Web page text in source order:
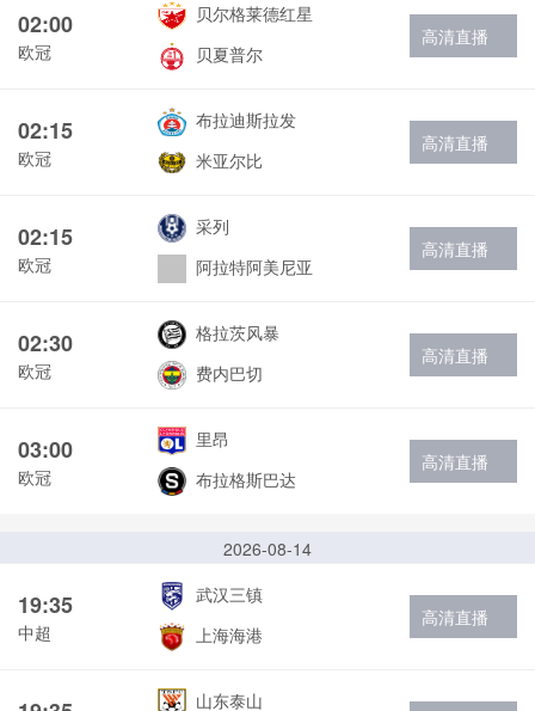
02:00
欧冠
贝尔格莱德红星
贝夏普尔
高清直播
02:15
欧冠
布拉迪斯拉发
米亚尔比
高清直播
02:15
欧冠
采列
阿拉特阿美尼亚
高清直播
02:30
欧冠
格拉茨风暴
费内巴切
高清直播
03:00
欧冠
里昂
布拉格斯巴达
高清直播
2026-08-14
19:35
中超
武汉三镇
上海海港
高清直播
山东泰山